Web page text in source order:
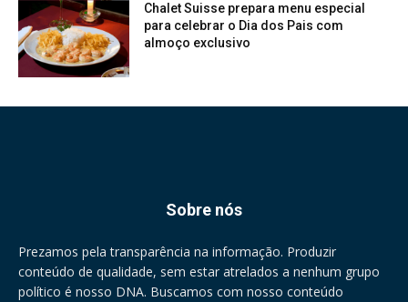
Chalet Suisse prepara menu especial
para celebrar o Dia dos Pais com
almoço exclusivo
Sobre nós
Prezamos pela transparência na informação. Produzir
conteúdo de qualidade, sem estar atrelados a nenhum grupo
político é nosso DNA. Buscamos com nosso conteúdo